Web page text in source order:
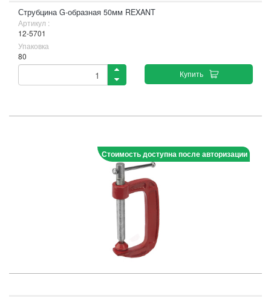
Струбцина G-образная 50мм REXANT
Артикул :
12-5701
Упаковка
80
Купить
Стоимость доступна после авторизации